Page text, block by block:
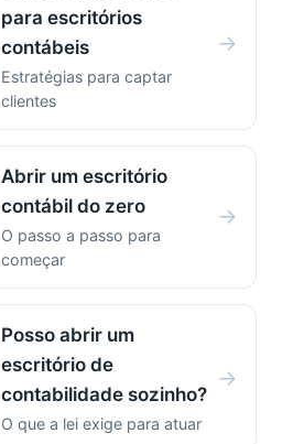
para escritórios
contábeis
Estratégias para captar
clientes
→
Abrir um escritório
contábil do zero
O passo a passo para
começar
→
Posso abrir um
escritório de
contabilidade sozinho?
O que a lei exige para atuar
→